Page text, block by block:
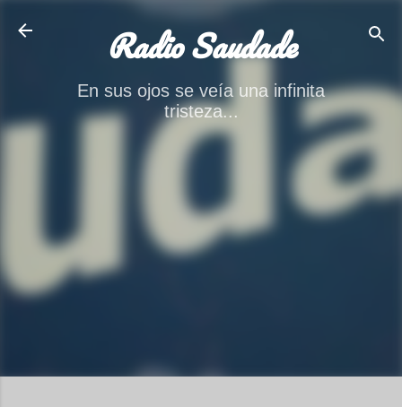
Radio Saudade
En sus ojos se veía una infinita
tristeza...